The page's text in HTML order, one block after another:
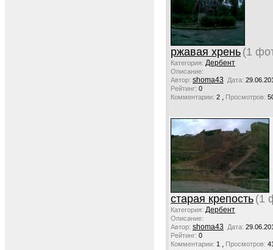
ржавая хрень (1
Категория: Дербент
Описание:
Автор: shoma43 Дата:
Рейтинг: 0
Комментарии: 2 , Просмотров:
старая крепость (1
Категория: Дербент
Описание:
Автор: shoma43 Дата:
Рейтинг: 0
Комментарии: 1 , Просмотров: